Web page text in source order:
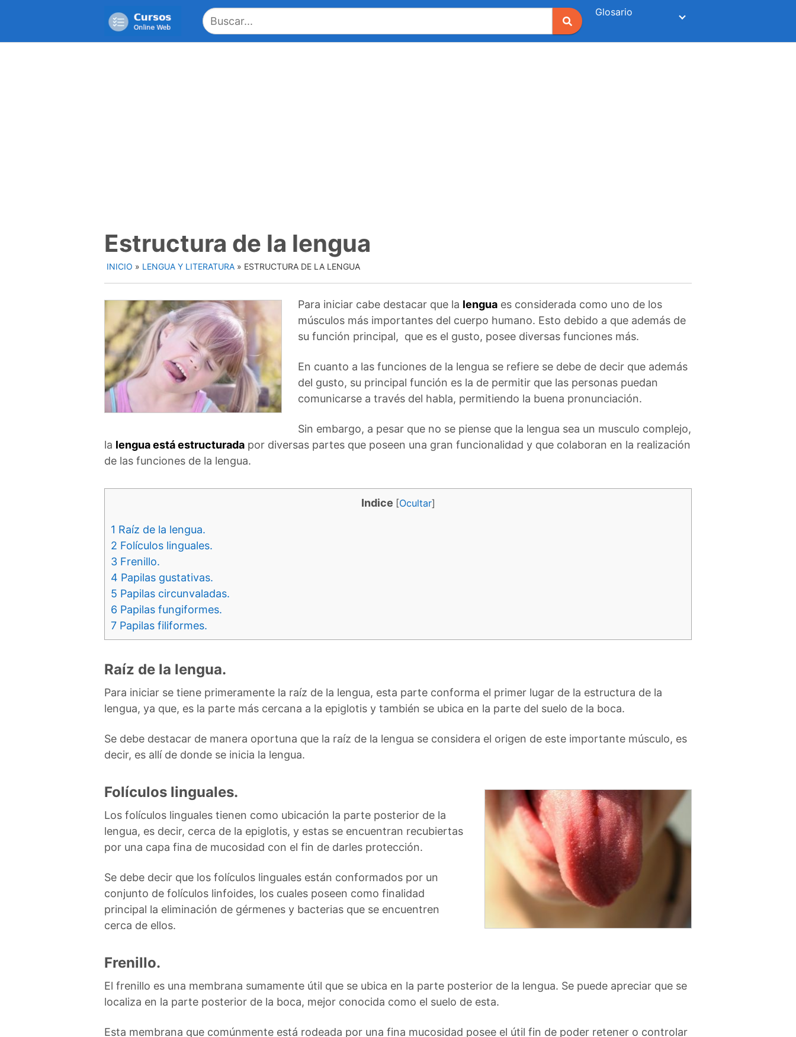
Glosario
Estructura de la lengua
INICIO » LENGUA Y LITERATURA » ESTRUCTURA DE LA LENGUA
Para iniciar cabe destacar que la lengua es considerada como uno de los
músculos más importantes del cuerpo humano. Esto debido a que además de
su función principal, que es el gusto, posee diversas funciones más.
En cuanto a las funciones de la lengua se refiere se debe de decir que además
del gusto, su principal función es la de permitir que las personas puedan
comunicarse a través del habla, permitiendo la buena pronunciación.
Sin embargo, a pesar que no se piense que la lengua sea un musculo complejo,
la lengua está estructurada por diversas partes que poseen una gran funcionalidad y que colaboran en la realización
de las funciones de la lengua.
Indice [Ocultar]
1 Raíz de la lengua.
2 Folículos linguales.
3 Frenillo.
4 Papilas gustativas.
5 Papilas circunvaladas.
6 Papilas fungiformes.
7 Papilas filiformes.
Raíz de la lengua.
Para iniciar se tiene primeramente la raíz de la lengua, esta parte conforma el primer lugar de la estructura de la
lengua, ya que, es la parte más cercana a la epiglotis y también se ubica en la parte del suelo de la boca.
Se debe destacar de manera oportuna que la raíz de la lengua se considera el origen de este importante músculo, es
decir, es allí de donde se inicia la lengua.
Folículos linguales.
Los folículos linguales tienen como ubicación la parte posterior de la
lengua, es decir, cerca de la epiglotis, y estas se encuentran recubiertas
por una capa fina de mucosidad con el fin de darles protección.
Se debe decir que los folículos linguales están conformados por un
conjunto de folículos linfoides, los cuales poseen como finalidad
principal la eliminación de gérmenes y bacterias que se encuentren
cerca de ellos.
Frenillo.
El frenillo es una membrana sumamente útil que se ubica en la parte posterior de la lengua. Se puede apreciar que se
localiza en la parte posterior de la boca, mejor conocida como el suelo de esta.
Esta membrana que comúnmente está rodeada por una fina mucosidad posee el útil fin de poder retener o controlar